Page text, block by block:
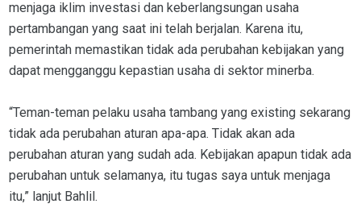
menjaga iklim investasi dan keberlangsungan usaha
pertambangan yang saat ini telah berjalan. Karena itu,
pemerintah memastikan tidak ada perubahan kebijakan yang
dapat mengganggu kepastian usaha di sektor minerba.
“Teman-teman pelaku usaha tambang yang existing sekarang
tidak ada perubahan aturan apa-apa. Tidak akan ada
perubahan aturan yang sudah ada. Kebijakan apapun tidak ada
perubahan untuk selamanya, itu tugas saya untuk menjaga
itu,” lanjut Bahlil.